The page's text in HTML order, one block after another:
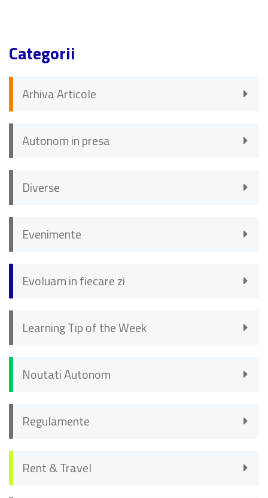
Categorii
Arhiva Articole
Autonom in presa
Diverse
Evenimente
Evoluam in fiecare zi
Learning Tip of the Week
Noutati Autonom
Regulamente
Rent & Travel